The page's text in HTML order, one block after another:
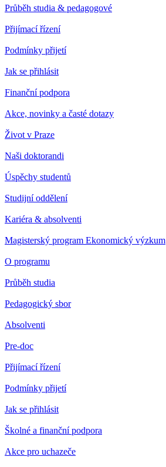
Průběh studia & pedagogové
Přijímací řízení
Podmínky přijetí
Jak se přihlásit
Finanční podpora
Akce, novinky a časté dotazy
Život v Praze
Naši doktorandi
Úspěchy studentů
Studijní oddělení
Kariéra & absolventi
Magisterský program Ekonomický výzkum
O programu
Průběh studia
Pedagogický sbor
Absolventi
Pre-doc
Přijímací řízení
Podmínky přijetí
Jak se přihlásit
Školné a finanční podpora
Akce pro uchazeče